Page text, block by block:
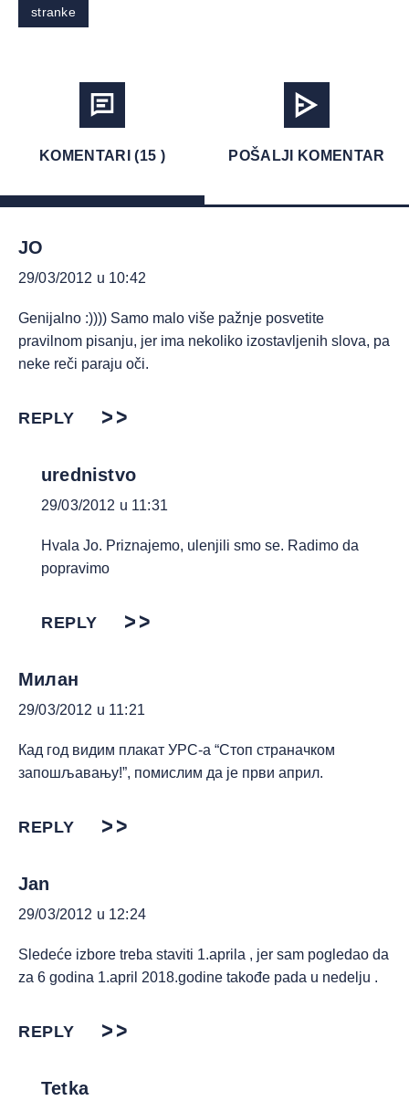
stranke
KOMENTARI (15 ) POŠALJI KOMENTAR
JO
29/03/2012 u 10:42
Genijalno :)))) Samo malo više pažnje posvetite
pravilnom pisanju, jer ima nekoliko izostavljenih slova, pa
neke reči paraju oči.
REPLY
urednistvo
29/03/2012 u 11:31
Hvala Jo. Priznajemo, ulenjili smo se. Radimo da
popravimo
REPLY
Милан
29/03/2012 u 11:21
Кад год видим плакат УРС-а “Стоп страначком
запошљавању!”, помислим да је први април.
REPLY
Jan
29/03/2012 u 12:24
Sledeće izbore treba staviti 1.aprila , jer sam pogledao da
za 6 godina 1.april 2018.godine takođe pada u nedelju .
REPLY
Tetka